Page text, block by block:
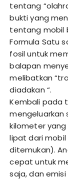
tentang
bukti yang
tentang mobil
Formula Satu
fosil untuk
balapan
melibatkan
diadakan “.
Kembali pada
mengeluarkan
kilometer yang
lipat dari
ditemukan).
cepat untuk
saja, dan